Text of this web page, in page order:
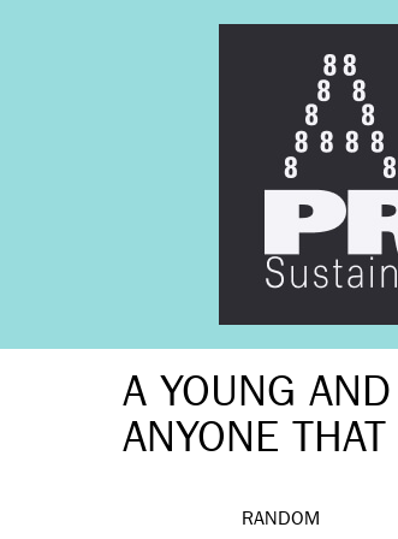
A YOUNG AND
ANYONE THAT
RANDOM